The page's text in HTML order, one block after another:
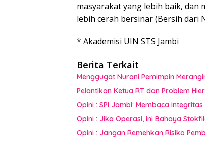
masyarakat yang lebih baik, dan
lebih cerah bersinar (Bersih dari
* Akademisi UIN STS Jambi
Berita Terkait
Menggugat Nurani Pemimpin
Pelantikan Ketua RT dan Problem
Opini : SPI Jambi: Membaca
Opini : Jika Operasi, ini Bahaya
Opini : Jangan Remehkan Risiko